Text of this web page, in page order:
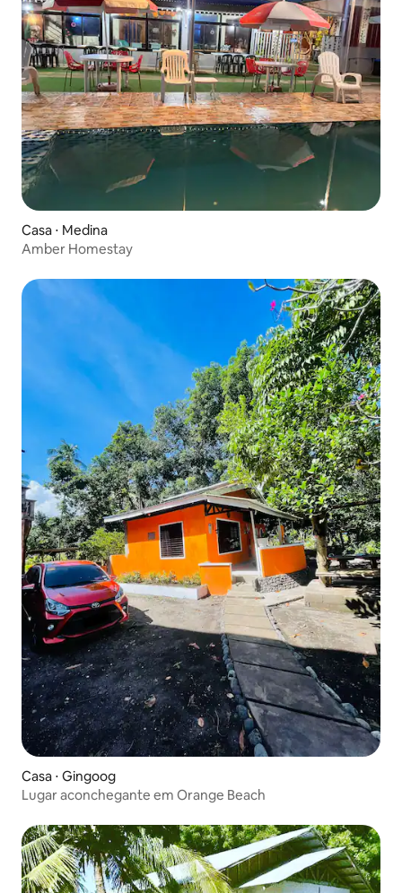
Casa ⋅ Medina
Amber Homestay
Casa ⋅ Gingoog
Lugar aconchegante em Orange Beach